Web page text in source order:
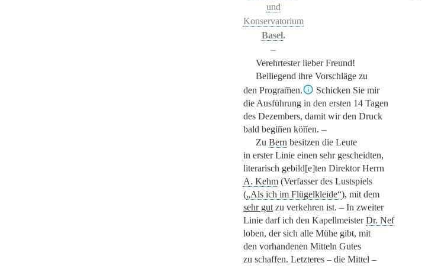
und
Konservatorium
Basel.
–
Verehrtester lieber Freund!
Beiliegend ihre Vorschläge zu
den Program̅en.
Schicken Sie mir
die Ausführung in den ersten 14 Tagen
des Dezembers, damit wir den Druck
bald begin̅en kön̅en. –
Zu Bern besitzen die Leute
in erster Linie einen sehr gescheidten,
literarisch gebild[e]ten Direktor Herrn
A. Kehm (Verfasser des Lustspiels
(„Als ich im Flügelkleide“), mit dem
sehr gut zu verkehren ist. – In zweiter
Linie darf ich den KapellmeisterDr. Nef
loben, der sich alle Mühe gibt, mit
den vorhandenen Mitteln Gutes
zu schaffen. Letzteres – die Mittel –